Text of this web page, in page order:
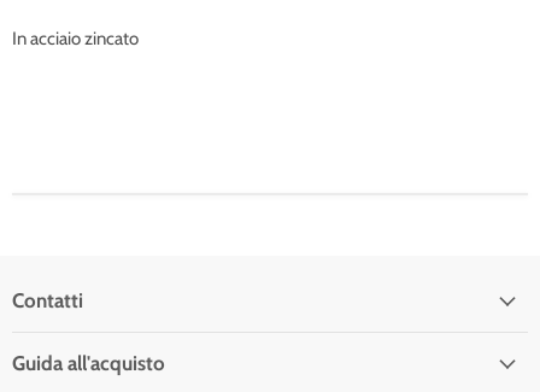
In acciaio zincato
Contatti
Guida all'acquisto